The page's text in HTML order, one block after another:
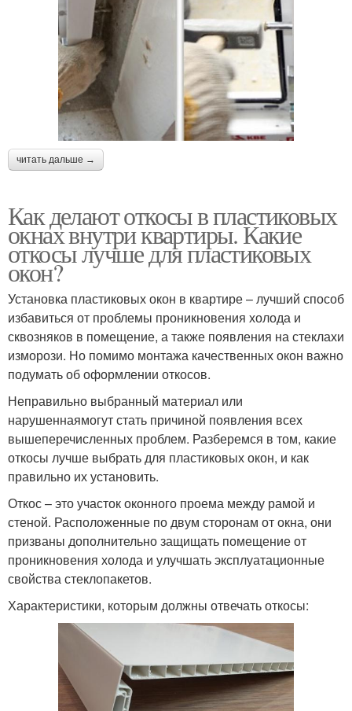
читать дальше →
Как делают откосы в пластиковых
окнах внутри квартиры. Какие
откосы лучше для пластиковых
окон?
Установка пластиковых окон в квартире – лучший способ
избавиться от проблемы проникновения холода и
сквозняков в помещение, а также появления на стеклахи
изморози. Но помимо монтажа качественных окон важно
подумать об оформлении откосов.
Неправильно выбранный материал или
нарушеннаямогут стать причиной появления всех
вышеперечисленных проблем. Разберемся в том, какие
откосы лучше выбрать для пластиковых окон, и как
правильно их установить.
Откос – это участок оконного проема между рамой и
стеной. Расположенные по двум сторонам от окна, они
призваны дополнительно защищать помещение от
проникновения холода и улучшать эксплуатационные
свойства стеклопакетов.
Характеристики, которым должны отвечать откосы: